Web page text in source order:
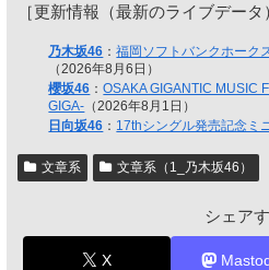
［更新情報（最新のライブデータ
乃木坂46 ：福岡ソフトバンクホーク
（2026年8月6日）
櫻坂46 ：OSAKA GIGANTIC MUSIC
GIGA- （2026年8月1日）
日向坂46 ： 17thシングル発売記念ミ
文章系 文章系（1_乃木坂46）
シェア
X